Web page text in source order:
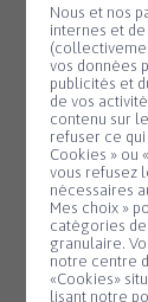
Nous et nos
internes et
vos données
publicités et
de vos
contenu sur
refuser ce
Cookies » ou
vous refusez
nécessaires
Mes choix »
catégories
granulaire.
notre centre
«Cookies»
lisant notre